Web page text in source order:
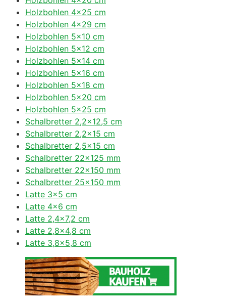
Holzbohlen 4×25 cm
Holzbohlen 4×29 cm
Holzbohlen 5×10 cm
Holzbohlen 5×12 cm
Holzbohlen 5×14 cm
Holzbohlen 5×16 cm
Holzbohlen 5×18 cm
Holzbohlen 5×20 cm
Holzbohlen 5×25 cm
Schalbretter 2,2×12,5 cm
Schalbretter 2,2×15 cm
Schalbretter 2,5×15 cm
Schalbretter 22×125 mm
Schalbretter 22×150 mm
Schalbretter 25×150 mm
Latte 3×5 cm
Latte 4×6 cm
Latte 2,4×7,2 cm
Latte 2,8×4,8 cm
Latte 3,8×5,8 cm